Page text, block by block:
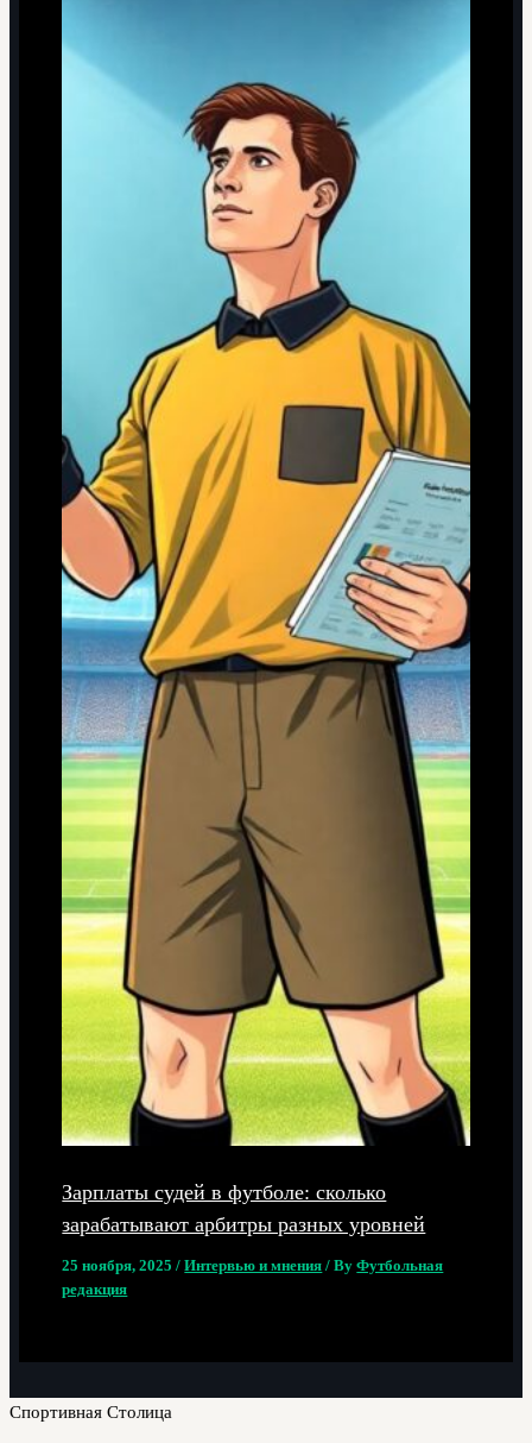
Зарплаты судей в футболе: сколько
зарабатывают арбитры разных уровней
25 ноября, 2025/Интервью и мнения / ByФутбольная
редакция
Спортивная Столица